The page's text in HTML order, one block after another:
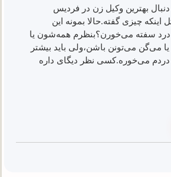
بهترین وکیل زن در فردیس
اینکه چیزی گفته.حالا بمونه این
درد سفته می‌خورن؟بنظرم همه‌شون یا
می‌گن می‌تونن باشن،ولی باید بیشتر
دردم می‌خوره.کسی نظر دیگای داره